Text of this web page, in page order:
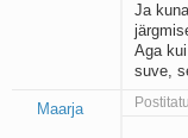
Ja
Aga
suve,
Maarja